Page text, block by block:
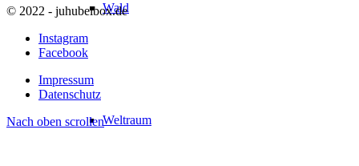
Wald
Weltraum
© 2022 - juhubelbox.de
Instagram
Facebook
Impressum
Datenschutz
Nach oben scrollen